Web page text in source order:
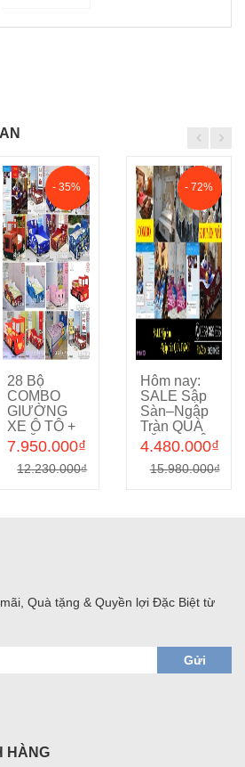
Cho vào giỏ hàng
- 35%
28 Bộ
COMBO
GIƯỜNG
XE Ô TÔ +
CHĂN-GA-
GỐI-ĐỆM
Người
7.950.000₫
12.230.000₫
Cho vào giỏ hàng
- 72%
Hôm nay:
SALE Sập
Sàn–Ngập
Tràn QUÀ
TẶNG: NỘI
THẤT-
CHĂN GA
4.480.000₫
15.980.000₫
Quà tặng & Quyền lợi Đặc Biệt từ
Gửi
HÀNG